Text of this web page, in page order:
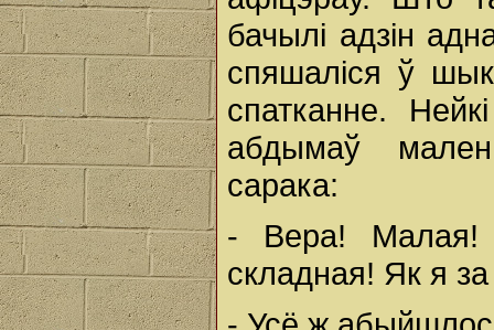
бачылі адзін
спяшаліся ў
спатканне.
абдымаў
сарака:
- Вера!
складная! Як я